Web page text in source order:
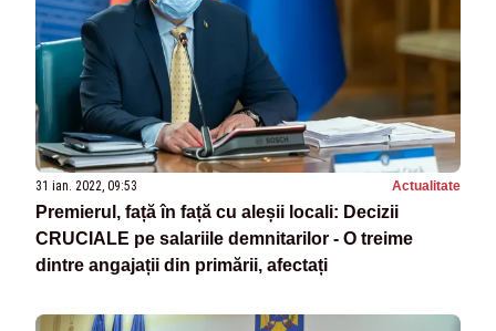
31 ian. 2022, 09:53 Actualitate
Premierul, față în față cu aleșii locali: Decizii
CRUCIALE pe salariile demnitarilor - O treime
dintre angajații din primării, afectați